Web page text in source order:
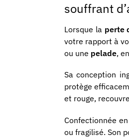
souffrant
Lorsque la perte
votre rapport à
ou une pelade,
Sa conception
protège
et rouge,
Confectionnée en
ou fragilisé. Son